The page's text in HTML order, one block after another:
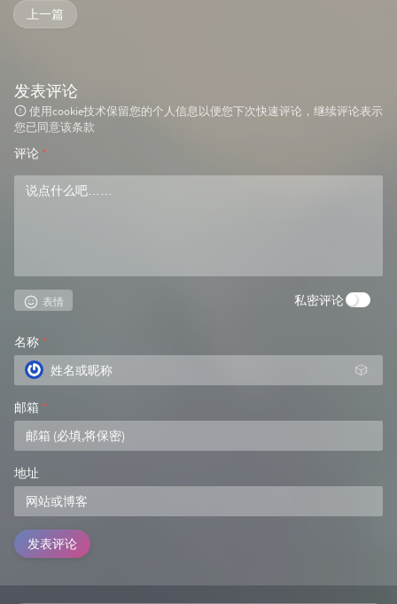
上一篇
发表评论
使用cookie技术保留您的个人信息以便您下次快速评论，继续评论表示
您已同意该条款
评论 *
表情 私密评论
名称 *
🎲
邮箱 *
地址
发表评论